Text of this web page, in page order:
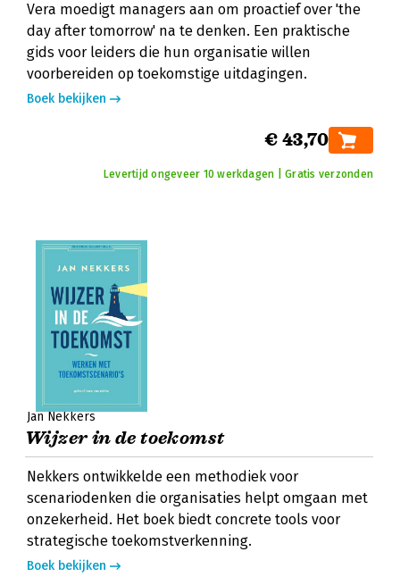
Vera moedigt managers aan om proactief over 'the
day after tomorrow' na te denken. Een praktische
gids voor leiders die hun organisatie willen
voorbereiden op toekomstige uitdagingen.
Boek bekijken
€ 43,70
Levertijd ongeveer 10 werkdagen | Gratis verzonden
Jan Nekkers
Wijzer in de toekomst
Nekkers ontwikkelde een methodiek voor
scenariodenken die organisaties helpt omgaan met
onzekerheid. Het boek biedt concrete tools voor
strategische toekomstverkenning.
Boek bekijken